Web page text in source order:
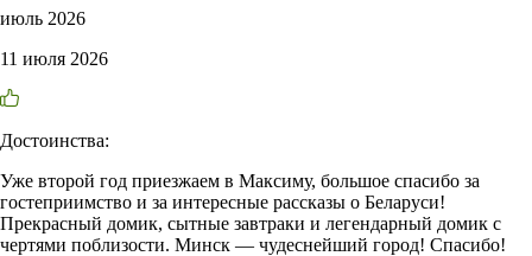
июль 2026
11 июля 2026
Достоинства:
Уже второй год приезжаем в Максиму, большое спасибо за
гостеприимство и за интересные рассказы о Беларуси!
Прекрасный домик, сытные завтраки и легендарный домик с
чертями поблизости. Минск — чудеснейший город! Спасибо!